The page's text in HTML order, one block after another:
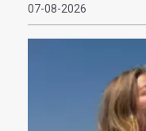
07-08-2026